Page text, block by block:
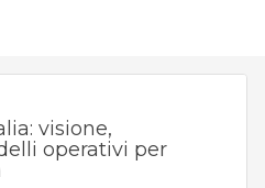
visione,
operativi per